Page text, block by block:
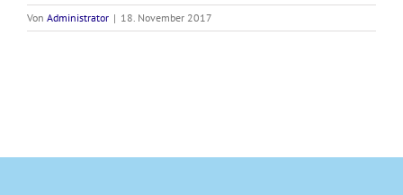
Von Administrator | 18. November 2017